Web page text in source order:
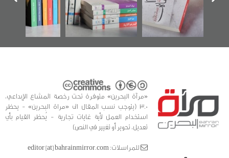
الفداء لمركز أوال
للدراسات والتوثيق
كتب
«مرآة البحرين» متوفرة تحت رخصة المشاع الإبداعي،
3.0 (يتوجب نسب المقال الى «مراة البحرين» - يحظر
استخدام العمل لأية غايات تجارية - يُحظر القيام بأي
تعديل، تحوير أو تغيير في النص)
للمراسلات: editor [at] bahrainmirror.com